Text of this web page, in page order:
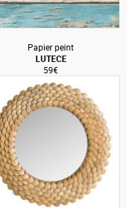
Papier peint
LUTECE
59€